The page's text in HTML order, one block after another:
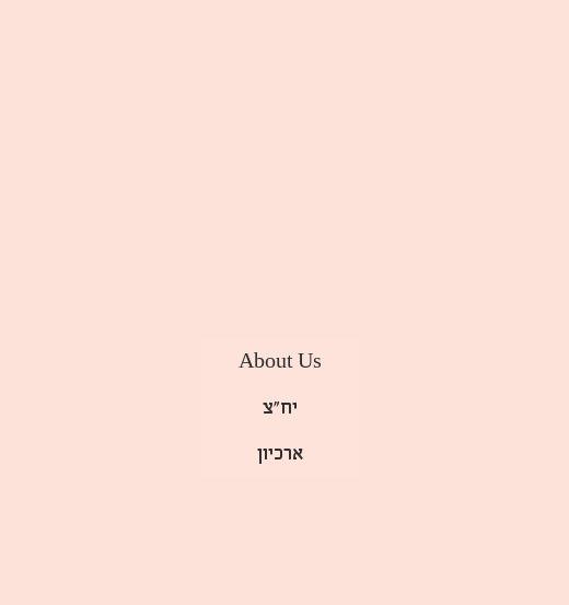
About Us
יח"צ
ארכיון